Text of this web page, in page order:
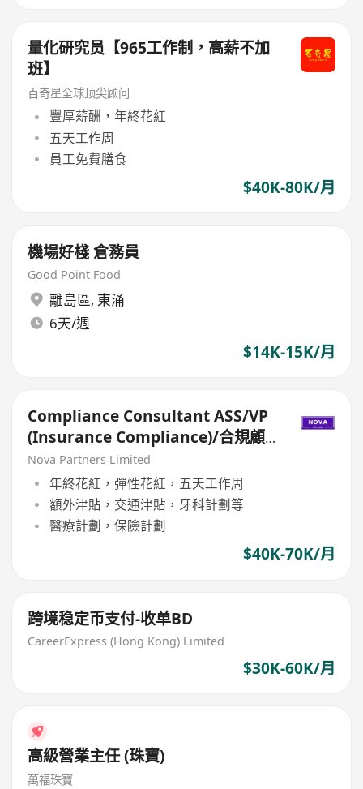
量化研究员【965工作制，高薪不加
班】
百奇星全球顶尖顾问
豐厚薪酬，年終花紅
五天工作周
員工免費膳食
$40K-80K/月
機場好棧 倉務員
Good Point Food
離島區, 東涌
6天/週
$14K-15K/月
Compliance Consultant ASS/VP
(Insurance Compliance)/合規顧
問ASS/VP（保險合規）
Nova Partners Limited
年終花紅，彈性花紅，五天工作周
額外津貼，交通津貼，牙科計劃等
醫療計劃，保險計劃
$40K-70K/月
跨境稳定币支付-收单BD
CareerExpress (Hong Kong) Limited
$30K-60K/月
高級營業主任 (珠寶)
萬福珠寶